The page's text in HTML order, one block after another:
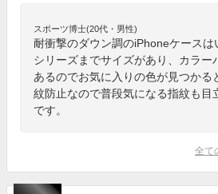
スポーツ博士(20代・男性)
耐衝撃のダウン調のiPhoneケース
シリーズまでサイズがあり、カラー
あるのでお気に入りの色が見つかる
紋防止なので普段気になる指紋も目
です。
全て